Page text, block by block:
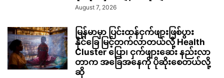
August 7, 2026
မြန်မာမှာ ပြင်းထန်ငှက်ဖျားဖြစ်ပွား
နိုင်ခြေ မြင့်တက်လာတယ်လို့ Health
Cluster ပြော၊ ငှက်ဖျားဆေး နည်းလာ
တာက အခြေအနေကို ပိုဆိုးစေတယ်လို့
ဆို